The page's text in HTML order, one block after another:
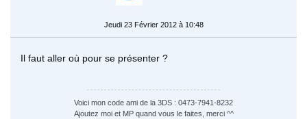
Jeudi 23 Février 2012 à 10:48
Il faut aller où pour se présenter ?
Voici mon code ami de la 3DS : 0473-7941-8232
Ajoutez moi et MP quand vous le faites, merci ^^